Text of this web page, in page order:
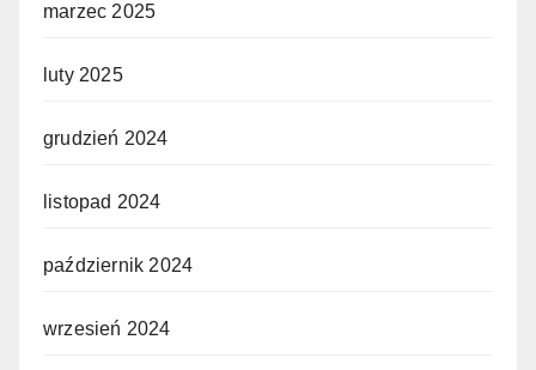
marzec 2025
luty 2025
grudzień 2024
listopad 2024
październik 2024
wrzesień 2024